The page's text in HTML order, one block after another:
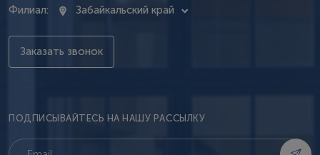
Филиал: Забайкальский край
Заказать звонок
ПОДПИСЫВАЙТЕСЬ НА НАШУ РАССЫЛКУ